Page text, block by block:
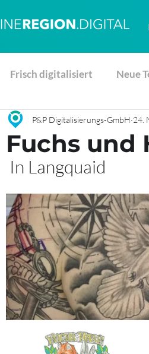
Frisch digitalisiert Neue
Fuchs und
P&P Digitalisierungs-GmbH 24.
In Langquaid